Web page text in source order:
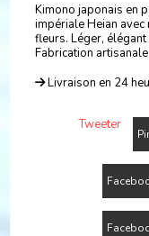
Kimono japonais en
impériale Heian
fleurs. Léger,
Fabrication artisanale
Livraison en 24
Tweeter